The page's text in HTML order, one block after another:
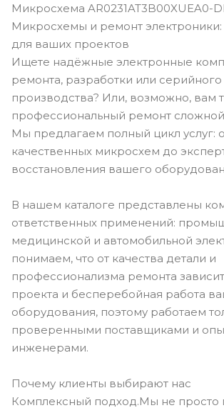
Микросхема AR0231AT3B00XUEA0-
Микросхемы и ремонт
для ваших проектов
Ищете надёжные электронные
ремонта, разработки или серийного
производства? Или, возможно, вам
профессиональный ремонт
Мы предлагаем полный цикл услуг:
качественных микросхем до
восстановления вашего
В нашем каталоге представлены
ответственных применений:
медицинской и автомобильной
понимаем, что от качества детали и
профессионализма ремонта
проекта и бесперебойная работа
оборудования, поэтому работаем
проверенными поставщиками и
инженерами.
Почему клиенты выбирают нас
Комплексный подход.Мы не просто